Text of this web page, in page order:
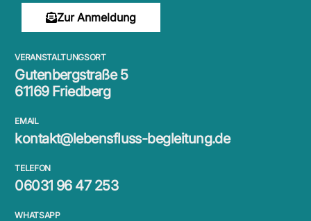
Zur Anmeldung
VERANSTALTUNGSORT
Gutenbergstraße 5
61169 Friedberg
EMAIL
kontakt@lebensfluss-begleitung.de
TELEFON
06031 96 47 253
WHATSAPP